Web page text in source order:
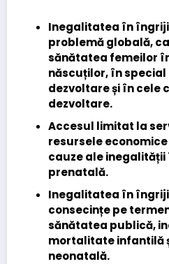
Inegalitatea în
problemă globală,
sănătatea femeilor
născuților, în
dezvoltare și în cele
dezvoltare.
Accesul limitat la
resursele economice
cauze ale
prenatală.
Inegalitatea în
consecințe pe
sănătatea publică,
mortalitate infantilă
neonatală.